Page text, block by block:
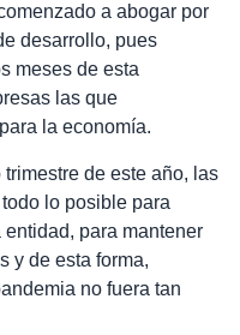
a abogar por
desarrollo, pues
meses de esta
las que
la economía.
de este año, las
lo posible para
para mantener
y de esta forma,
no fuera tan